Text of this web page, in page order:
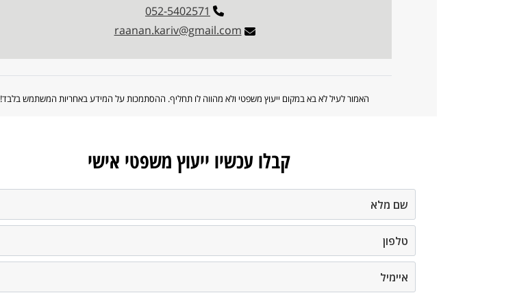
052-5402571
raanan.kariv@gmail.com
האמור לעיל לא בא במקום ייעוץ משפטי ולא מהווה לו תחליף. ההסתמכות על המידע באחריות המשתמש בלבד!
קבלו עכשיו ייעוץ משפטי אישי